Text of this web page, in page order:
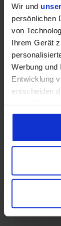
Wir und
persönlichen
von
Ihrem Gerät
Werbung und
Entwicklung
entscheiden
Cookie-
Trigger
welche
Ihr
Erfahren Sie